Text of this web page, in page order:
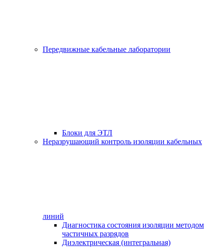
Передвижные кабельные лаборатории
Блоки для ЭТЛ
Неразрушающий контроль изоляции кабельных
линий
Диагностика состояния изоляции методом
частичных разрядов
Диэлектрическая (интегральная)